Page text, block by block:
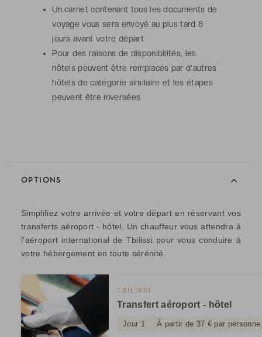
Un carnet contenant tous les documents de
voyage vous sera envoyé au plus tard 8
jours avant votre départ
Pour des raisons de disponibilités, les
hôtels peuvent être remplacés par d'autres
hôtels de catégorie similaire et les étapes
peuvent être inversées
OPTIONS
Simplifiez votre arrivée et votre départ en réservant vos
transferts aéroport - hôtel. Un chauffeur vous attendra à
l'aéroport international de Tbilissi pour vous conduire à
votre hébergement en toute sérénité.
TBILISSI
Transfert aéroport - hôtel
Jour 1 À partir de 37 € par personne